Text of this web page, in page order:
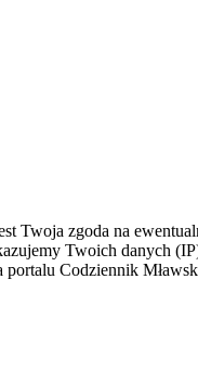
Twoja zgoda na
Twoich danych
portalu Codziennik